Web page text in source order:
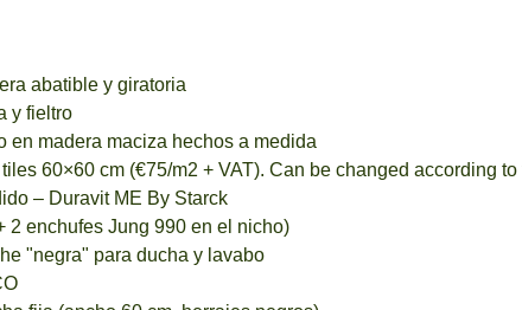
abatible y giratoria
y fieltro
en madera maciza hechos a medida
60×60 cm (€75/m2 + VAT). Can be changed according
– Duravit ME By Starck
2 enchufes Jung 990 en el nicho)
"negra" para ducha y lavabo